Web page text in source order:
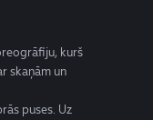
kurš
skaņām un
puses. Uz